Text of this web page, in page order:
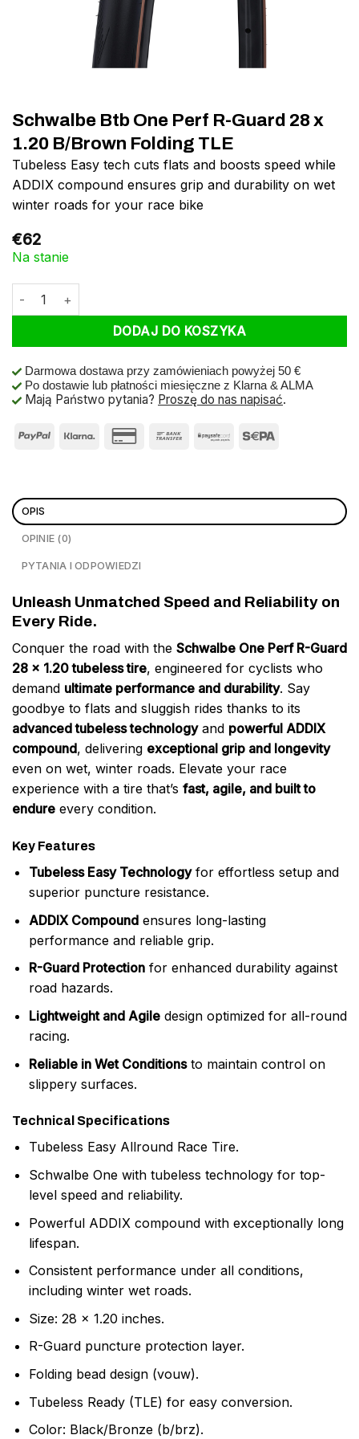
Schwalbe Btb One Perf R-Guard 28 x
1.20 B/Brown Folding TLE
Tubeless Easy tech cuts flats and boosts speed while
ADDIX compound ensures grip and durability on wet
winter roads for your race bike
€62
Na stanie
ilość Schwalbe Btb One Perf R-Guard 28 x 1.20 B/Brown Folding
DODAJ DO KOSZYKA
Darmowa dostawa przy zamówieniach powyżej 50 €
Po dostawie lub płatności miesięczne z Klarna & ALMA
Mają Państwo pytania? Proszę do nas napisać.
OPIS
OPINIE (0)
PYTANIA I ODPOWIEDZI
Unleash Unmatched Speed and Reliability on
Every Ride.
Conquer the road with the Schwalbe One Perf R-Guard
28 x 1.20 tubeless tire, engineered for cyclists who
demand ultimate performance and durability. Say
goodbye to flats and sluggish rides thanks to its
advanced tubeless technologyand powerful ADDIX
compound, delivering exceptional grip and longevity
even on wet, winter roads. Elevate your race
experience with a tire that’s fast, agile, and built to
endure every condition.
Key Features
Tubeless Easy Technologyfor effortless setup and
superior puncture resistance.
ADDIX Compoundensures long-lasting
performance and reliable grip.
R-Guard Protectionfor enhanced durability against
road hazards.
Lightweight and Agiledesign optimized for all-round
racing.
Reliable in Wet Conditionsto maintain control on
slippery surfaces.
Technical Specifications
Tubeless Easy Allround Race Tire.
Schwalbe One with tubeless technology for top-
level speed and reliability.
Powerful ADDIX compound with exceptionally long
lifespan.
Consistent performance under all conditions,
including winter wet roads.
Size: 28 x 1.20 inches.
R-Guard puncture protection layer.
Folding bead design (vouw).
Tubeless Ready (TLE) for easy conversion.
Color: Black/Bronze (b/brz).